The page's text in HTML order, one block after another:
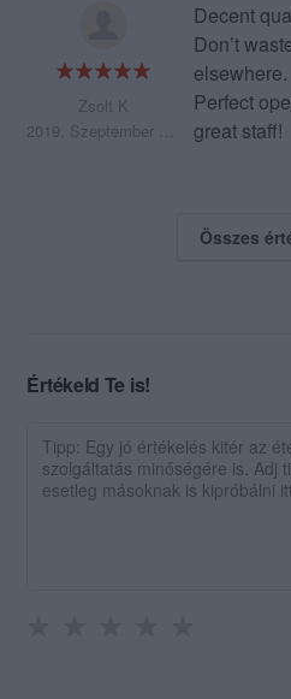
Zsolt K
2019. Szeptember 17.
Decent
Don’t
elsewhere.
Perfect
great staff!
Összes
Értékeld Te is!